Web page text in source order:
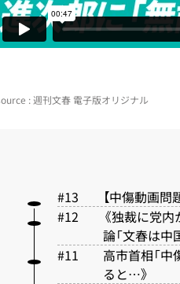
: 週刊文春 電子版オリジナル
【中傷動画問
《独裁に党
論「文春は中
高市首相「
ると…》